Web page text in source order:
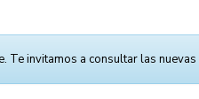
Te invitamos a consultar las nuevas